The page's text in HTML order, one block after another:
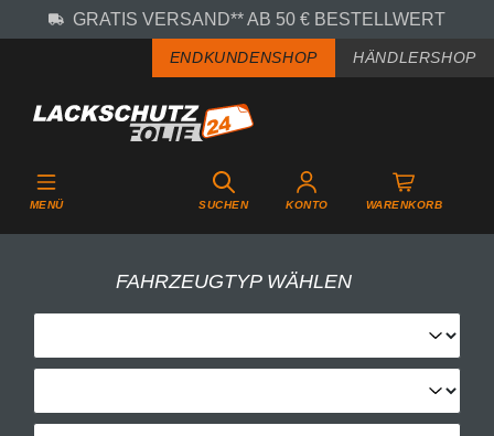
Zum Hauptinhalt springen
GRATIS VERSAND** AB 50 € BESTELLWERT
ENDKUNDENSHOP HÄNDLERSHOP
MENÜ SUCHEN KONTO WARENKORB
FAHRZEUGTYP WÄHLEN